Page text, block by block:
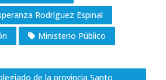
Rodríguez Espinal
Ministerio Público
de la provincia Santo